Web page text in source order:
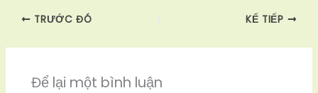
TRƯỚC ĐÓ KẾ TIẾP
Để lại một bình luận